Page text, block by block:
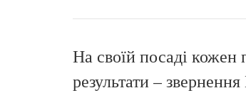
На своїй посаді кожен
результати –